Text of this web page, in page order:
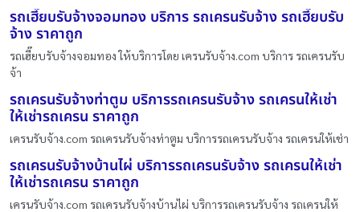
รถเฮี๊ยบรับจ้างจอมทอง บริการ รถเครนรับจ้าง รถเฮี๊ยบรับ
จ้าง ราคาถูก
รถเฮี๊ยบรับจ้างจอมทอง ให้บริการโดย เครนรับจ้าง.com บริการ รถเครนรับ
จ้า
รถเครนรับจ้างท่าตูม บริการรถเครนรับจ้าง รถเครนให้เช่า
ให้เช่ารถเครน ราคาถูก
เครนรับจ้าง.com รถเครนรับจ้างท่าตูม บริการรถเครนรับจ้าง รถเครนให้เช่า
รถเครนรับจ้างบ้านไผ่ บริการรถเครนรับจ้าง รถเครนให้เช่า
ให้เช่ารถเครน ราคาถูก
เครนรับจ้าง.com รถเครนรับจ้างบ้านไผ่ บริการรถเครนรับจ้าง รถเครนให้